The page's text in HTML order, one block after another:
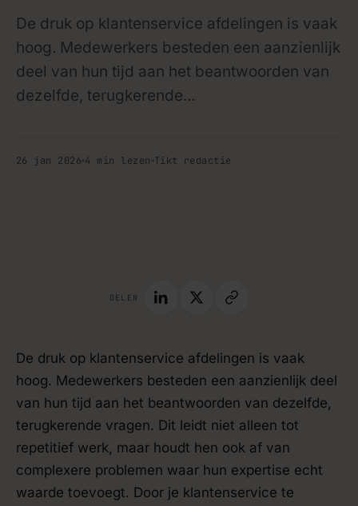
De druk op klantenservice afdelingen is vaak
hoog. Medewerkers besteden een aanzienlijk
deel van hun tijd aan het beantwoorden van
dezelfde, terugkerende...
26 jan 2026 4 min lezen Tikt redactie
DELEN
De druk op klantenservice afdelingen is vaak
hoog. Medewerkers besteden een aanzienlijk deel
van hun tijd aan het beantwoorden van dezelfde,
terugkerende vragen. Dit leidt niet alleen tot
repetitief werk, maar houdt hen ook af van
complexere problemen waar hun expertise echt
waarde toevoegt. Door je klantenservice te